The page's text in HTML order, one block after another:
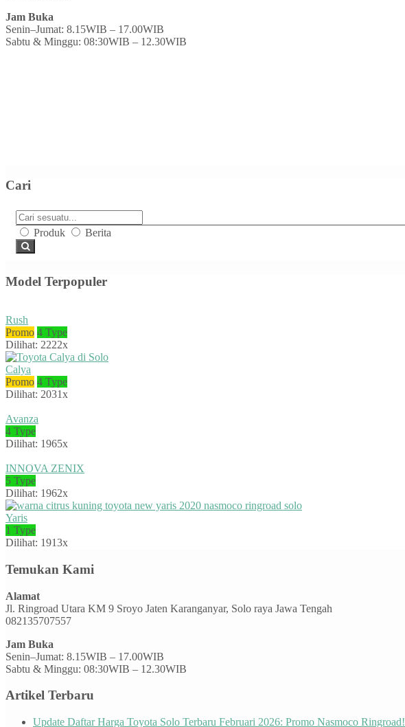
Jam Buka
Senin–Jumat: 8.15WIB – 17.00WIB
Sabtu & Minggu: 08:30WIB – 12.30WIB
Cari
Produk Berita
Model Terpopuler
Rush
Promo 4 Type
Dilihat: 2222x
Calya
Promo 4 Type
Dilihat: 2031x
Avanza
4 Type
Dilihat: 1965x
INNOVA ZENIX
5 Type
Dilihat: 1962x
Yaris
1 Type
Dilihat: 1913x
Temukan Kami
Alamat
Jl. Ringroad Utara KM 9 Sroyo Jaten Karanganyar, Solo raya Jawa Tengah
082135707557
Jam Buka
Senin–Jumat: 8.15WIB – 17.00WIB
Sabtu & Minggu: 08:30WIB – 12.30WIB
Artikel Terbaru
Update Daftar Harga Toyota Solo Terbaru Februari 2026: Promo Nasmoco Ringroad!